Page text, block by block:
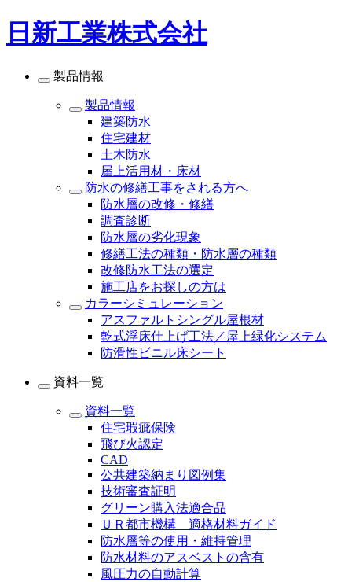
日新工業株式会社
製品情報
製品情報
建築防水
住宅建材
土木防水
屋上活用材・床材
防水の修繕工事をされる方へ
防水層の改修・修繕
調査診断
防水層の劣化現象
修繕工法の種類・防水層の種類
改修防水工法の選定
施工店をお探しの方は
カラーシミュレーション
アスファルトシングル屋根材
乾式浮床仕上げ工法／屋上緑化システム
防滑性ビニル床シート
資料一覧
資料一覧
住宅瑕疵保険
飛び火認定
CAD
公共建築納まり図例集
技術審査証明
グリーン購入法適合品
ＵＲ都市機構 適格材料ガイド
防水層等の使用・維持管理
防水材料のアスベストの含有
風圧力の自動計算